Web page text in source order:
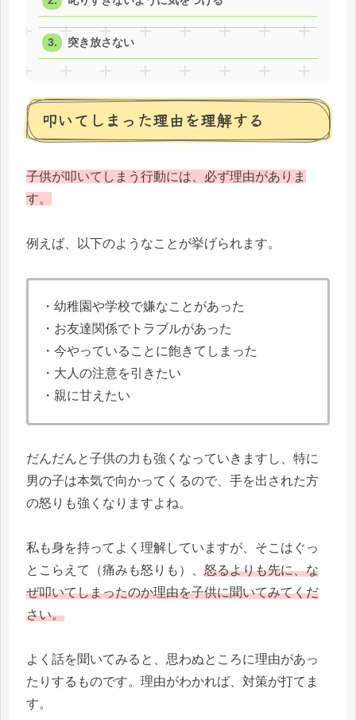
突き放さない
叩いてしまった理由を理解する
子供が叩いてしまう行動には、必ず理由がありま
す。
例えば、以下のようなことが挙げられます。
・幼稚園や学校で嫌なことがあった
・お友達関係でトラブルがあった
・今やっていることに飽きてしまった
・大人の注意を引きたい
・親に甘えたい
だんだんと子供の力も強くなっていきますし、特に
男の子は本気で向かってくるので、手を出された方
の怒りも強くなりますよね。
私も身を持ってよく理解していますが、そこはぐっ
とこらえて（痛みも怒りも）、 怒るよりも先に、な
ぜ叩いてしまったのか理由を子供に聞いてみてくだ
さい。
よく話を聞いてみると、思わぬところに理由があっ
たりするものです。理由がわかれば、対策が打てま
す。